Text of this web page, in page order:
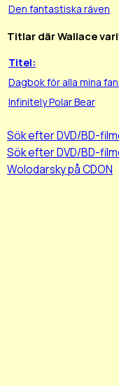
Den fantastiska räven
Titlar där Wallace
Titel:
Dagbok för alla mina
Infinitely Polar Bear
Sök efter DVD/BD-
Sök efter DVD/BD-
Wolodarsky på CDON